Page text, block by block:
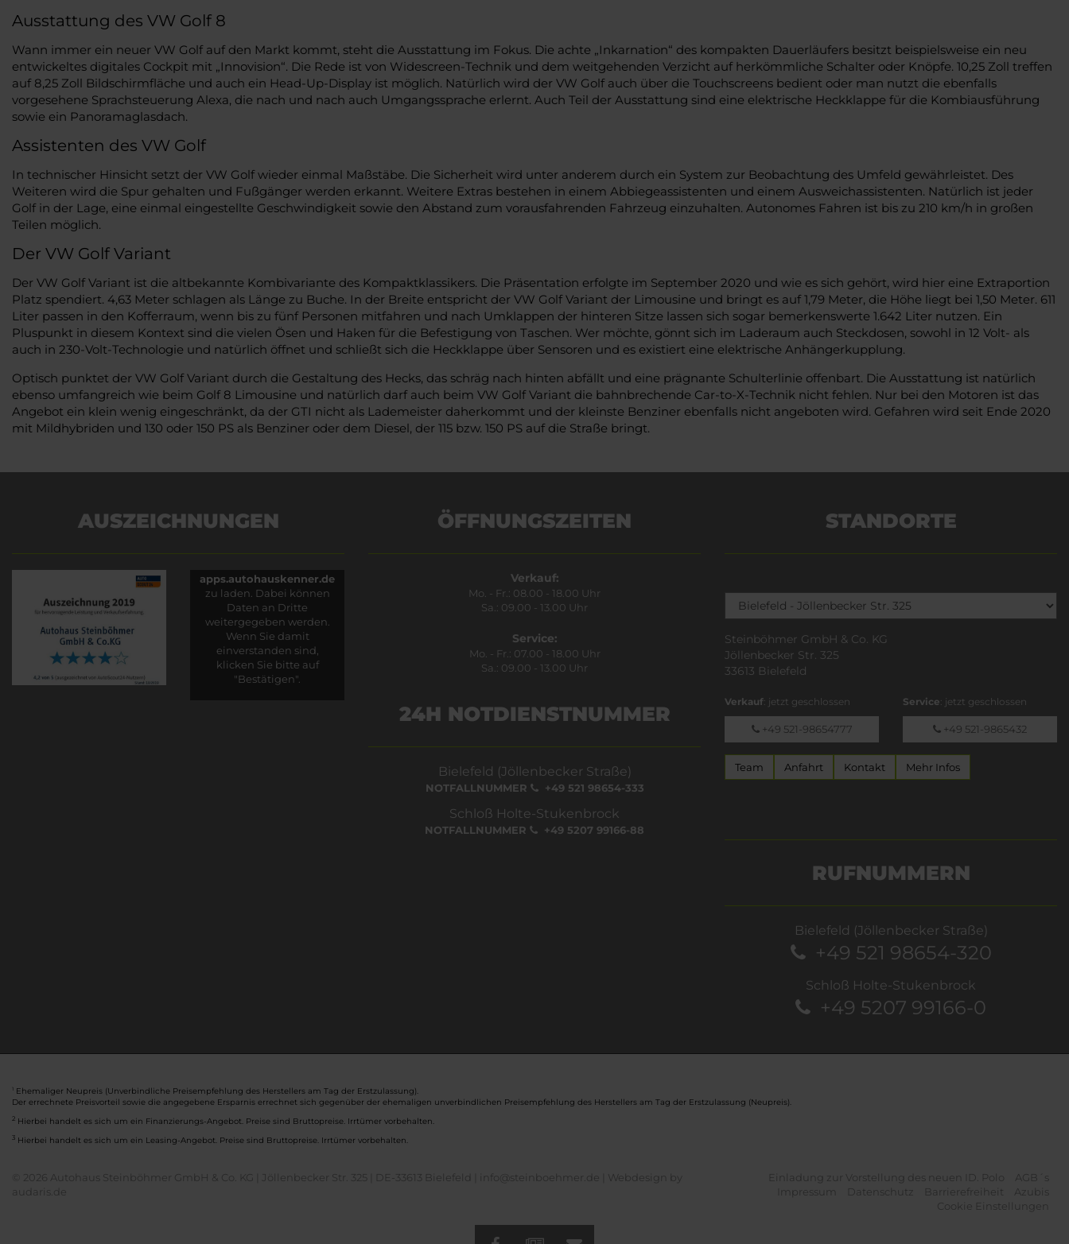
Ausstattung des VW Golf 8
Wann immer ein neuer VW Golf auf den Markt kommt, steht die Ausstattung im Fokus. Die achte „Inkarnation“ des kompakten Dauerläufers besitzt beispielsweise ein neu
entwickeltes digitales Cockpit mit „Innovision“. Die Rede ist von Widescreen-Technik und dem weitgehenden Verzicht auf herkömmliche Schalter oder Knöpfe. 10,25 Zoll treffen
auf 8,25 Zoll Bildschirmfläche und auch ein Head-Up-Display ist möglich. Natürlich wird der VW Golf auch über die Touchscreens bedient oder man nutzt die ebenfalls
vorgesehene Sprachsteuerung Alexa, die nach und nach auch Umgangssprache erlernt. Auch Teil der Ausstattung sind eine elektrische Heckklappe für die Kombiausführung
sowie ein Panoramaglasdach.
Assistenten des VW Golf
In technischer Hinsicht setzt der VW Golf wieder einmal Maßstäbe. Die Sicherheit wird unter anderem durch ein System zur Beobachtung des Umfeld gewährleistet. Des
Weiteren wird die Spur gehalten und Fußgänger werden erkannt. Weitere Extras bestehen in einem Abbiegeassistenten und einem Ausweichassistenten. Natürlich ist jeder
Golf in der Lage, eine einmal eingestellte Geschwindigkeit sowie den Abstand zum vorausfahrenden Fahrzeug einzuhalten. Autonomes Fahren ist bis zu 210 km/h in großen
Teilen möglich.
Der VW Golf Variant
Der VW Golf Variant ist die altbekannte Kombivariante des Kompaktklassikers. Die Präsentation erfolgte im September 2020 und wie es sich gehört, wird hier eine Extraportion
Platz spendiert. 4,63 Meter schlagen als Länge zu Buche. In der Breite entspricht der VW Golf Variant der Limousine und bringt es auf 1,79 Meter, die Höhe liegt bei 1,50 Meter. 611
Liter passen in den Kofferraum, wenn bis zu fünf Personen mitfahren und nach Umklappen der hinteren Sitze lassen sich sogar bemerkenswerte 1.642 Liter nutzen. Ein
Pluspunkt in diesem Kontext sind die vielen Ösen und Haken für die Befestigung von Taschen. Wer möchte, gönnt sich im Laderaum auch Steckdosen, sowohl in 12 Volt- als
auch in 230-Volt-Technologie und natürlich öffnet und schließt sich die Heckklappe über Sensoren und es existiert eine elektrische Anhängerkupplung.
Optisch punktet der VW Golf Variant durch die Gestaltung des Hecks, das schräg nach hinten abfällt und eine prägnante Schulterlinie offenbart. Die Ausstattung ist natürlich
ebenso umfangreich wie beim Golf 8 Limousine und natürlich darf auch beim VW Golf Variant die bahnbrechende Car-to-X-Technik nicht fehlen. Nur bei den Motoren ist das
Angebot ein klein wenig eingeschränkt, da der GTI nicht als Lademeister daherkommt und der kleinste Benziner ebenfalls nicht angeboten wird. Gefahren wird seit Ende 2020
mit Mildhybriden und 130 oder 150 PS als Benziner oder dem Diesel, der 115 bzw. 150 PS auf die Straße bringt.
AUSZEICHNUNGEN
apps.autohauskenner.de
zu laden. Dabei können
Daten an Dritte
weitergegeben werden.
Wenn Sie damit
einverstanden sind,
klicken Sie bitte auf
"Bestätigen".
ÖFFNUNGSZEITEN
Verkauf:
Mo. - Fr.: 08.00 - 18.00 Uhr
Sa.: 09.00 - 13.00 Uhr
Service:
Mo. - Fr.: 07.00 - 18.00 Uhr
Sa.: 09.00 - 13.00 Uhr
24H NOTDIENSTNUMMER
Bielefeld (Jöllenbecker Straße)
NOTFALLNUMMER +49 521 98654-333
Schloß Holte-Stukenbrock
NOTFALLNUMMER +49 5207 99166-88
STANDORTE
Steinböhmer GmbH & Co. KG
Jöllenbecker Str. 325
33613 Bielefeld
Verkauf: jetzt geschlossen
+49 521-98654777
Service: jetzt geschlossen
+49 521-9865432
Team Anfahrt Kontakt Mehr Infos
RUFNUMMERN
Bielefeld (Jöllenbecker Straße)
+49 521 98654-320
Schloß Holte-Stukenbrock
+49 5207 99166-0
1 Ehemaliger Neupreis (Unverbindliche Preisempfehlung des Herstellers am Tag der Erstzulassung).
Der errechnete Preisvorteil sowie die angegebene Ersparnis errechnet sich gegenüber der ehemaligen unverbindlichen Preisempfehlung des Herstellers am Tag der Erstzulassung (Neupreis).
2 Hierbei handelt es sich um ein Finanzierungs-Angebot. Preise sind Bruttopreise. Irrtümer vorbehalten.
3 Hierbei handelt es sich um ein Leasing-Angebot. Preise sind Bruttopreise. Irrtümer vorbehalten.
© 2026 Autohaus Steinböhmer GmbH & Co. KG | Jöllenbecker Str. 325 | DE-33613 Bielefeld | info@steinboehmer.de |
Webdesign by
audaris.de
Einladung zur Vorstellung des neuen ID. Polo
AGB´s
Impressum
Datenschutz Barrierefreiheit
Azubis
Cookie Einstellungen